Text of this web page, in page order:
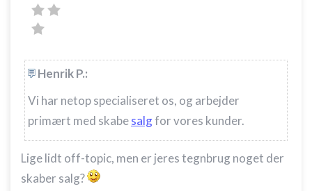
Henrik P.:
Vi har netop specialiseret os, og arbejder
primært med skabesalgfor vores kunder.
Lige lidt off-topic, men er jeres tegnbrug noget der
skaber salg?